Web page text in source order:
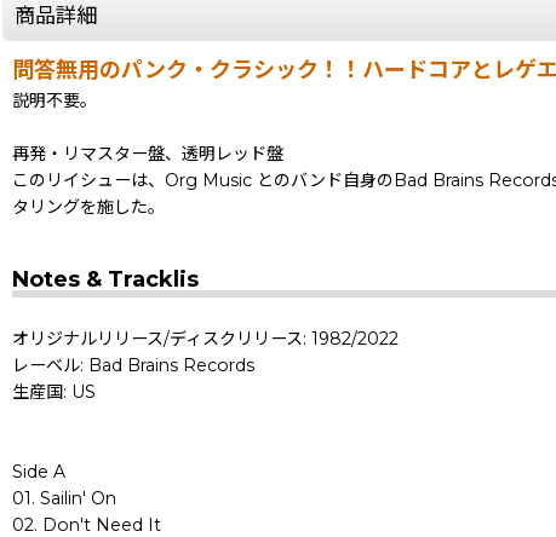
商品詳細
問答無用のパンク・クラシック！！ハードコアとレゲ
説明不要。
再発・リマスター盤、透明レッド盤
このリイシューは、Org Music とのバンド自身のBad Brains
タリングを施した。
Notes & Tracklis
オリジナルリリース/ディスクリリース: 1982/2022
レーベル: Bad Brains Records
生産国: US
Side A
01. Sailin' On
02. Don't Need It